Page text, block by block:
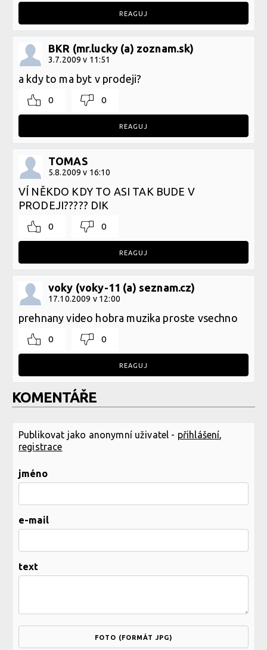
REAGUJ
BKR (mr.lucky (a) zoznam.sk)
3.7.2009 v 11:51
a kdy to ma byt v prodeji?
0 0
REAGUJ
TOMAS
5.8.2009 v 16:10
VÍ NĚKDO KDY TO ASI TAK BUDE V
PRODEJI????? DIK
0 0
REAGUJ
voky (voky-11 (a) seznam.cz)
17.10.2009 v 12:00
prehnany video hobra muzika proste vsechno
0 0
REAGUJ
KOMENTÁŘE
Publikovat jako anonymní uživatel - přihlášení,
registrace
jméno
e-mail
text
FOTO (FORMÁT JPG)